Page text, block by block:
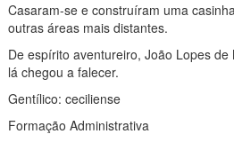
Casaram-se e construíram uma
outras áreas mais distantes.
De espírito aventureiro, João Lopes
lá chegou a falecer.
Gentílico: ceciliense
Formação Administrativa